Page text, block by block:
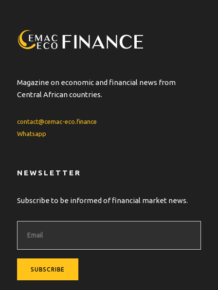
Magazine on economic and financial news from
Central African countries.
contact@cemac-eco.finance
Whatsapp
NEWSLETTER
Subscribe to be informed of financial market news.